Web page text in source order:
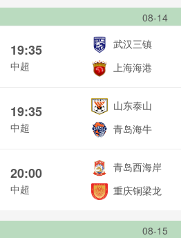
08-14
19:35
中超
武汉三镇
上海海港
19:35
中超
山东泰山
青岛海牛
20:00
中超
青岛西海岸
重庆铜梁龙
08-15